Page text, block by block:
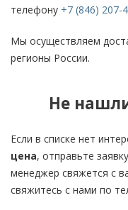
телефону +7 (846) 207-
Мы осуществляем
регионы России.
Не
Если в списке нет
цена, отправьте
менеджер свяжется с
свяжитесь с нами по